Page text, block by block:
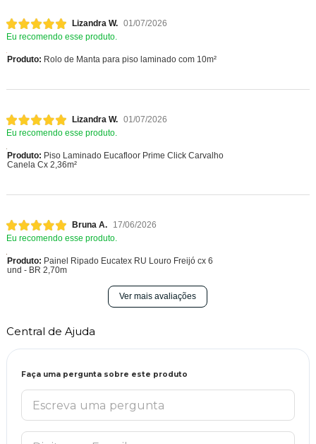
Lizandra W. 01/07/2026
Eu recomendo esse produto.
Produto: Rolo de Manta para piso laminado com 10m²
Lizandra W. 01/07/2026
Eu recomendo esse produto.
Produto: Piso Laminado Eucafloor Prime Click Carvalho
Canela Cx 2,36m²
Bruna A.
17/06/2026
Eu recomendo esse produto.
Produto: Painel Ripado Eucatex RU Louro Freijó cx 6
und - BR 2,70m
Ver mais avaliações
Central de Ajuda
Faça uma pergunta sobre este produto